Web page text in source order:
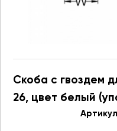
Скоба с гвоздем
26, цвет белый